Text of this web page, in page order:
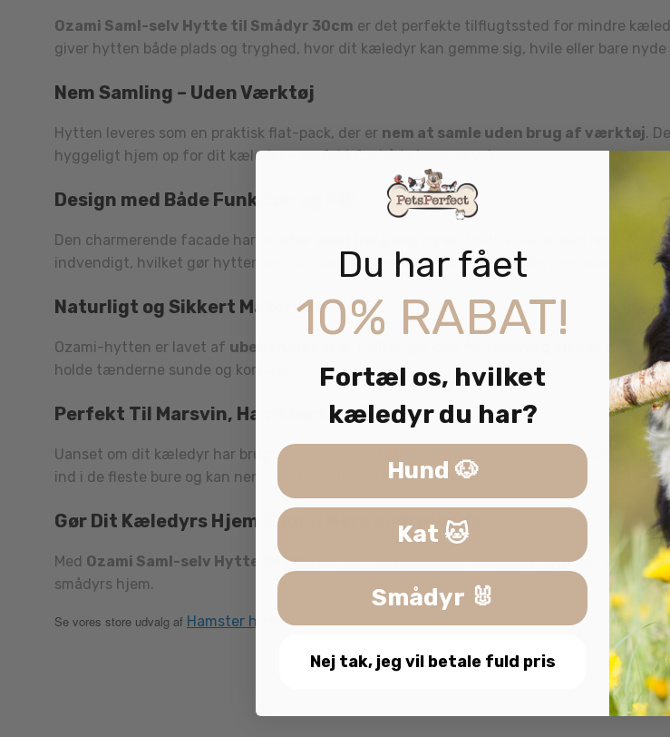
Ozami Saml-selv Hytte til Smådyr 30cm er det perfekte tilflugtssted for mindre
giver hytten både plads og tryghed, hvor dit kæledyr kan gemme sig, hvile eller bare nyde
Nem Samling – Uden Værktøj
Hytten leveres som en praktisk flat-pack, der er nem at samle uden brug af værktøj.
hyggeligt hjem op for dit kæledyr – perfekt for både børn og voksne.
Design med Både Funktion og Stil
Den charmerende facade har en
og et rundt vindue, som lader lys
indvendigt, hvilket gør hytten endnu mere indbydende for smådyr i alle størrelser.
Naturligt og Sikkert Materiale
Ozami-hytten er lavet af ubehandlet træ sikker at gnave i
holde tænderne sunde og kortere.
Perfekt Til Marsvin, Hamstere og Ørkenrotter
Uanset om dit kæledyr har brug for et hyggeligt skjulested eller blot ønsker et afgrænset
ind i de fleste bure og kan nemt flyttes rundt efter behov.
Gør Dit Kæledyrs Hjem Endnu Mere Indbydende
Med Ozami Saml-selv Hytte 30 cmfår du både funktion, æstetik og tryghed i ét
smådyrs hjem.
Se vores store udvalg af Hamster huseher.
Du har fået
10% RABAT!
Fortæl os, hvilket
kæledyr du har?
Hund 🐶
Kat 🐱
Smådyr 🐰
Nej tak, jeg vil betale fuld pris